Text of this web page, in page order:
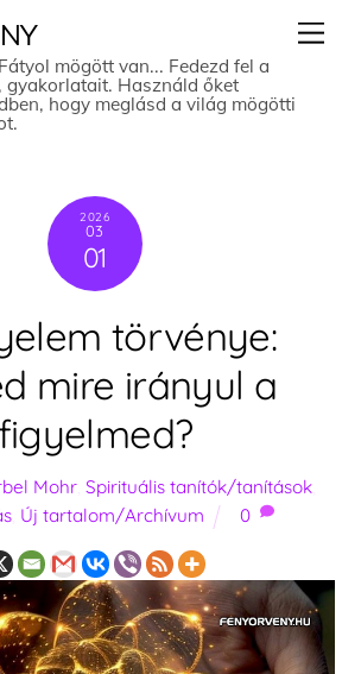
mögött van... Fedezd fel a
Használd őket
hogy meglásd a világ mögötti
2026
03
01
törvénye:
mire irányul a
figyelmed?
Mohr ,Spirituális tanítók/tanítások
, Új tartalom/Archívum 0